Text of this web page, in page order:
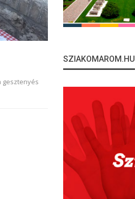
gesztenyés
SZIAKOMAROM.HU